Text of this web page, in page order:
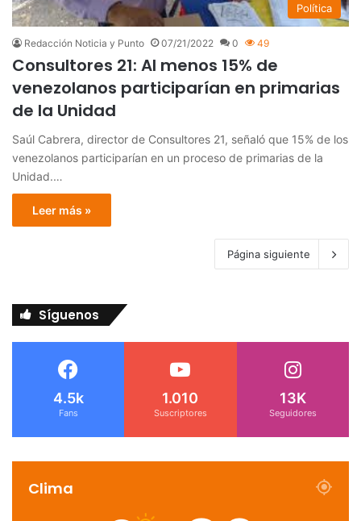
Política
Redacción Noticia y Punto 07/21/2022 0 49
Consultores 21: Al menos 15% de
venezolanos participarían en primarias
de la Unidad
Saúl Cabrera, director de Consultores 21, señaló que 15% de los
venezolanos participarían en un proceso de primarias de la
Unidad.…
Leer más »
Página siguiente
Síguenos
4.5k
Fans
1.010
Suscriptores
13K
Seguidores
Clima